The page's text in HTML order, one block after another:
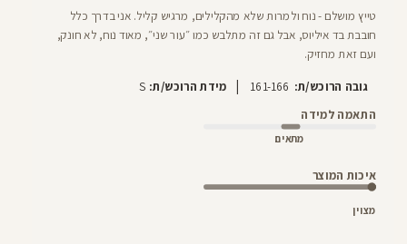
טייץ מושלם - נוח ולמרות שלא מהקלילים, מרגיש קליל. אני בדרך כלל
חובבת בד איליוס, אבל גם זה מתלבש כמו ״עור שני״, מאוד נוח, לא חונק,
ועם זאת מחזיק.
גובה הרוכש/ת: 161-166
| מידת הרוכש/ת: S
התאמה למידה
מתאים
איכות המוצר
מצוין